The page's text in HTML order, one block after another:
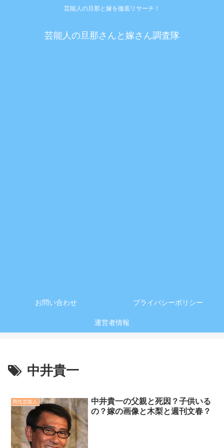
芸能人の旦那と嫁を徹底リサーチ！
芸能人の旦那さんと嫁さん調査隊
お問い合わせ プライバシーポリシー
運営者情報
中井貴一
男性芸能人
中井貴一の父親と死因？子供いる
の？嫁の画像と木梨と週刊文春？